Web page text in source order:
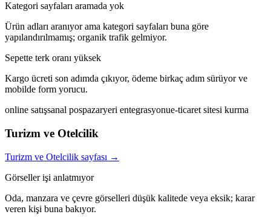
Kategori sayfaları aramada yok
Ürün adları aranıyor ama kategori sayfaları buna göre
yapılandırılmamış; organik trafik gelmiyor.
Sepette terk oranı yüksek
Kargo ücreti son adımda çıkıyor, ödeme birkaç adım sürüyor ve
mobilde form yorucu.
online satışsanal pospazaryeri entegrasyonue-ticaret sitesi kurma
Turizm ve Otelcilik
Turizm ve Otelcilik sayfası →
Görseller işi anlatmıyor
Oda, manzara ve çevre görselleri düşük kalitede veya eksik; karar
veren kişi buna bakıyor.